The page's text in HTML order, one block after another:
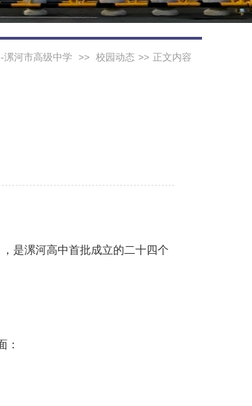
漯河市高级中学 >> 校园动态 >> 正文内容
是漯河高中首批成立的二十四个
：